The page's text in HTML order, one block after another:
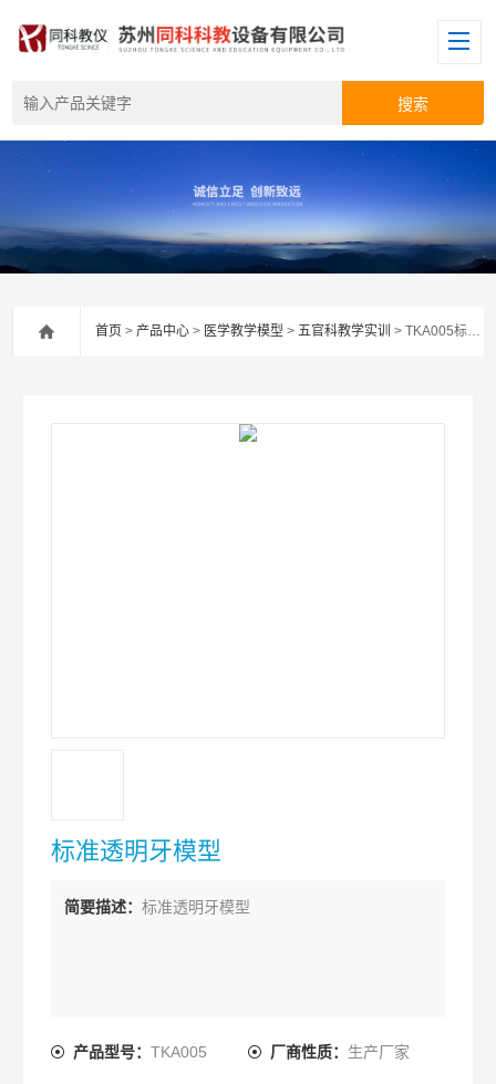
首页 >产品中心 > 医学教学模型 >五官科教学实训 > TKA005标准透明牙模型
标准透明牙模型
简要描述：标准透明牙模型
产品型号：TKA005 厂商性质： 生产厂家